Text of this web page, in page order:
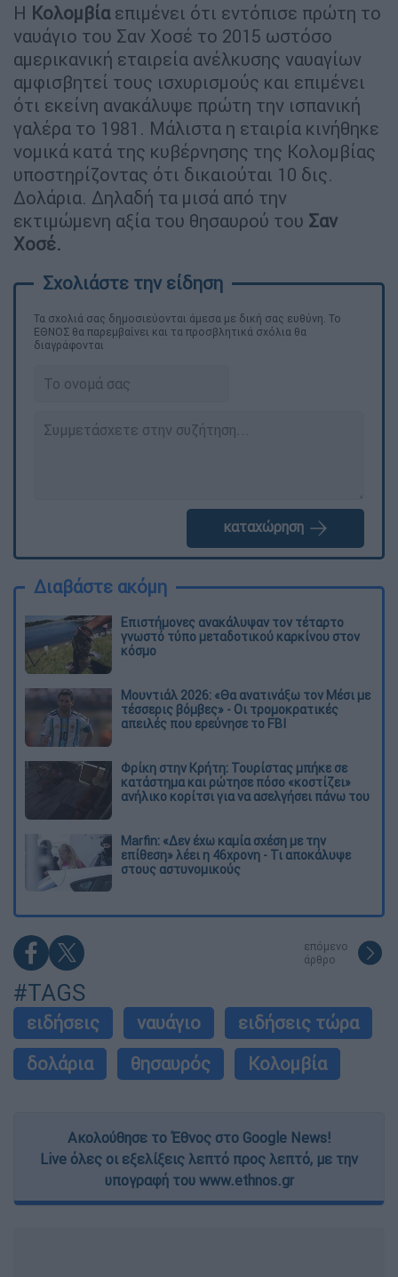
Η Κολομβίαεπιμένει ότι εντόπισε πρώτη το
ναυάγιο του Σαν Χοσέ το 2015 ωστόσο
αμερικανική εταιρεία ανέλκυσης ναυαγίων
αμφισβητεί τους ισχυρισμούς και επιμένει
ότι εκείνη ανακάλυψε πρώτη την ισπανική
γαλέρα το 1981. Μάλιστα η εταιρία κινήθηκε
νομικά κατά της κυβέρνησης της Κολομβίας
υποστηρίζοντας ότι δικαιούται 10 δις.
Δολάρια. Δηλαδή τα μισά από την
εκτιμώμενη αξία του θησαυρού του Σαν
Χοσέ.
Τα σχολιά σας δημοσιεύονται άμεσα με δική σας ευθύνη. Το
ΕΘΝΟΣ θα παρεμβαίνει και τα προσβλητικά σχόλια θα
διαγράφονται
καταχώρηση
Διαβάστε ακόμη
Επιστήμονες ανακάλυψαν τον τέταρτο
γνωστό τύπο μεταδοτικού καρκίνου στον
κόσμο
Μουντιάλ 2026: «Θα ανατινάξω τον Μέσι με
τέσσερις βόμβες» - Οι τρομοκρατικές
απειλές που ερεύνησε το FBI
Φρίκη στην Κρήτη: Τουρίστας μπήκε σε
κατάστημα και ρώτησε πόσο «κοστίζει»
ανήλικο κορίτσι για να ασελγήσει πάνω του
Marfin: «Δεν έχω καμία σχέση με την
επίθεση» λέει η 46χρονη - Τι αποκάλυψε
στους αστυνομικούς
επόμενο
άρθρο
#TAGS
ειδήσεις ναυάγιο
ειδήσεις τώρα
δολάρια
θησαυρός Κολομβία
Ακολούθησε το Έθνος στο Google News!
Live όλες οι εξελίξεις λεπτό προς λεπτό, με την
υπογραφή του www.ethnos.gr